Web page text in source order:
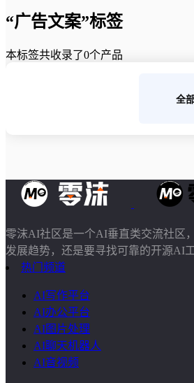
“广告文案”标签
本标签共收录了0个产品
全
零沫AI社区是一个AI垂直类交流社区
发展趋势，还是要寻找可靠的开源AI
热门频道
AI写作平台
AI办公平台
AI图片处理
AI聊天机器人
AI音视频